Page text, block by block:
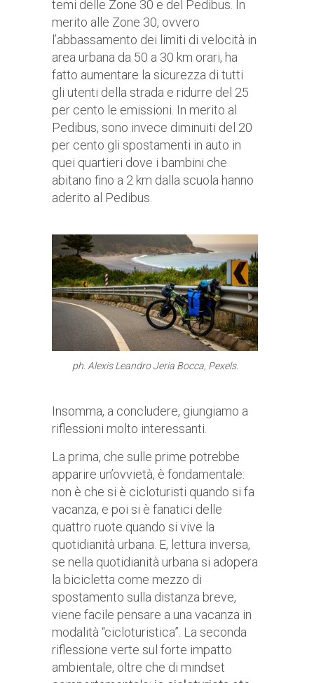
temi delle Zone 30 e del Pedibus. In
merito alle Zone 30, ovvero
l’abbassamento dei limiti di velocità in
area urbana da 50 a 30 km orari, ha
fatto aumentare la sicurezza di tutti
gli utenti della strada e ridurre del 25
per cento le emissioni. In merito al
Pedibus, sono invece diminuiti del 20
per cento gli spostamenti in auto in
quei quartieri dove i bambini che
abitano fino a 2 km dalla scuola hanno
aderito al Pedibus.
ph. Alexis Leandro Jeria Bocca, Pexels.
Insomma, a concludere, giungiamo a
riflessioni molto interessanti.
La prima, che sulle prime potrebbe
apparire un’ovvietà, è fondamentale:
non è che si è cicloturisti quando si fa
vacanza, e poi si è fanatici delle
quattro ruote quando si vive la
quotidianità urbana. E, lettura inversa,
se nella quotidianità urbana si adopera
la bicicletta come mezzo di
spostamento sulla distanza breve,
viene facile pensare a una vacanza in
modalità “cicloturistica”. La seconda
riflessione verte sul forte impatto
ambientale, oltre che di mindset